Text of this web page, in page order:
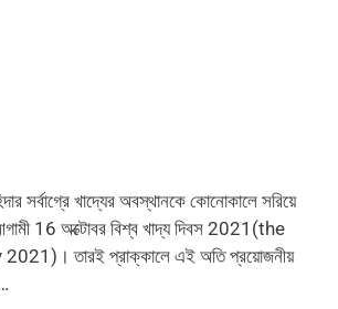
সর্বাগ্রে খাদ্যের অবস্থানকে কোনোকালে সরিয়ে
16 অক্টোবর বিশ্ব খাদ্য দিবস 2021(the
তারই প্রাক্কালে এই অতি প্রয়োজনীয়